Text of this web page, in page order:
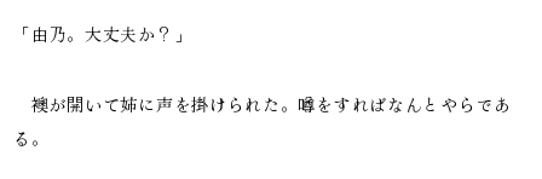
「由乃。大丈夫か？」
襖が開いて姉に声を掛けられた。噂をすればなんとやらであ
る。